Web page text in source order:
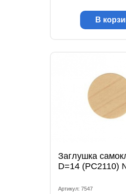
В
Заглушка
D=14 (РС2110)
Артикул: 7547